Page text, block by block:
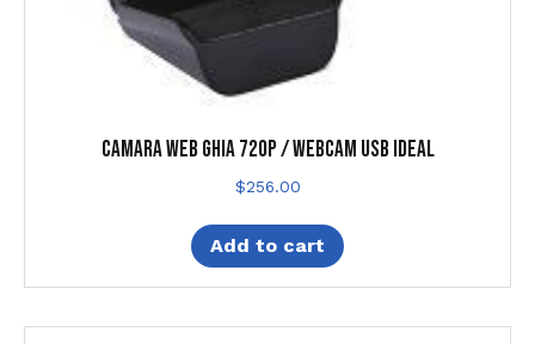
CAMARA WEB GHIA 720P / WEBCAM USB IDEAL
$256.00
Add to cart